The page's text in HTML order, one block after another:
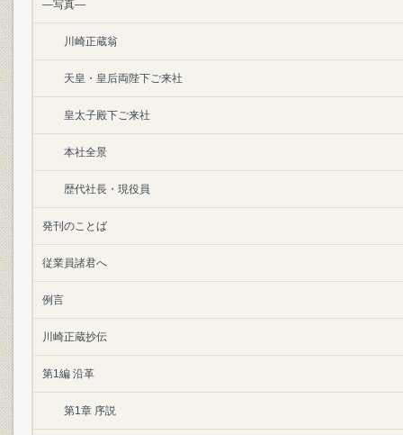
―写真―
川崎正蔵翁
天皇・皇后両陛下ご来社
皇太子殿下ご来社
本社全景
歴代社長・現役員
発刊のことば
従業員諸君へ
例言
川崎正蔵抄伝
第1編 沿革
第1章 序説